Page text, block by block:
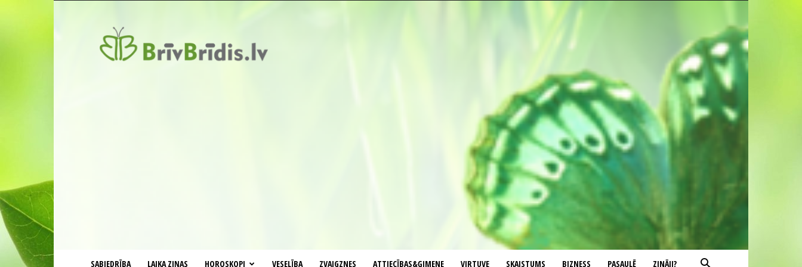
SABIEDRĪBA LAIKA ZIŅAS HOROSKOPI VESELĪBA ZVAIGZNES ATTIECĪBAS&ĢIMENE VIRTUVE SKAISTUMS BIZNESS PASAULĒ ZINĀJI?